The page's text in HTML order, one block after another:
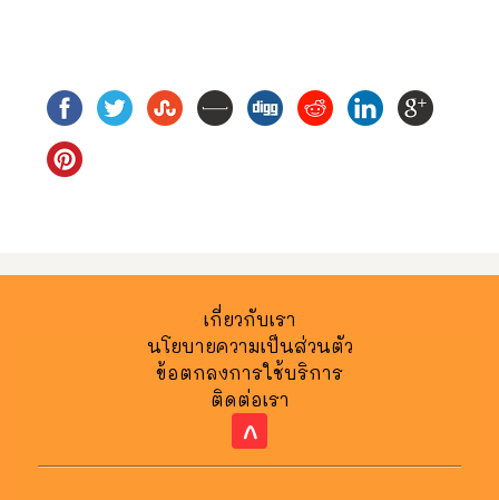
เกี่ยวกับเรา
นโยบายความเป็นส่วนตัว
ข้อตกลงการใช้บริการ
ติดต่อเรา
^